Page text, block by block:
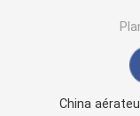
Pompe à eau
Aérateur de
China